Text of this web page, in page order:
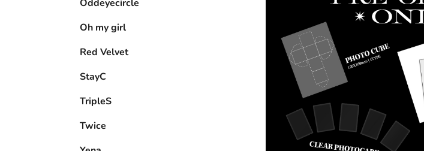
Oddeyecircle
Oh my girl
Red Velvet
StayC
TripleS
Twice